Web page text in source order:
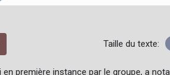
Taille du texte:
en première instance par le groupe, a